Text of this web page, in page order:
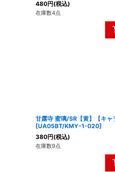
480円(税込)
在庫数4点
甘露寺 蜜璃/SR【黄】【キ
[UA05BT/KMY-1-020]
380円(税込)
在庫数9点